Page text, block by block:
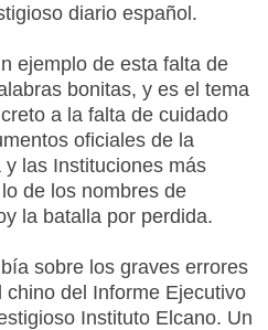
diario español.
ejemplo de esta falta de
bonitas, y es el tema
a la falta de cuidado
oficiales de la
las Instituciones más
de los nombres de
la batalla por perdida.
sobre los graves errores
del Informe Ejecutivo
Instituto Elcano. Un